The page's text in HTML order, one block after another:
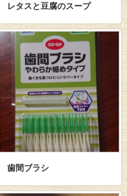
レタスと豆腐のスープ
歯間ブラシ